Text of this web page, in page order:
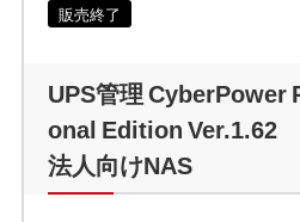
販売終了
UPS管理 CyberPower
onal Edition Ver.1.62
法人向けNAS